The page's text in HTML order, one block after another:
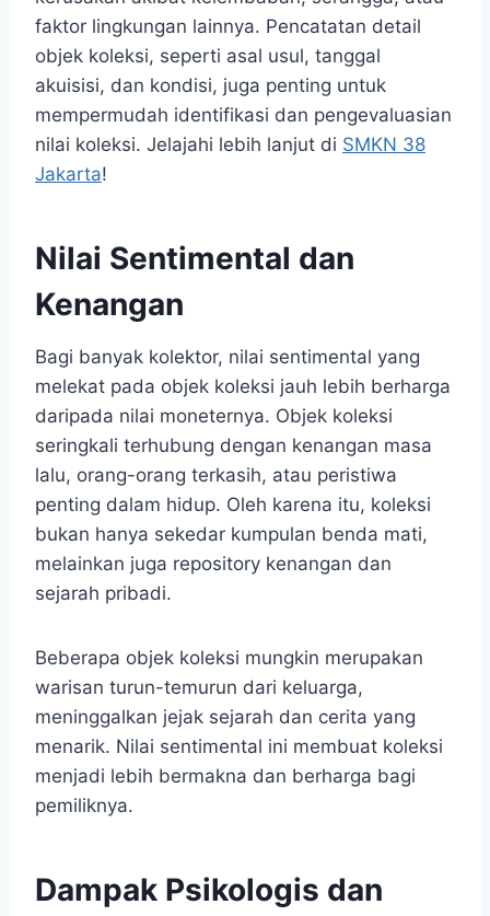
faktor lingkungan lainnya. Pencatatan detail
objek koleksi, seperti asal usul, tanggal
akuisisi, dan kondisi, juga penting untuk
mempermudah identifikasi dan pengevaluasian
nilai koleksi. Jelajahi lebih lanjut di SMKN 38
Jakarta!
Nilai Sentimental dan
Kenangan
Bagi banyak kolektor, nilai sentimental yang
melekat pada objek koleksi jauh lebih berharga
daripada nilai moneternya. Objek koleksi
seringkali terhubung dengan kenangan masa
lalu, orang-orang terkasih, atau peristiwa
penting dalam hidup. Oleh karena itu, koleksi
bukan hanya sekedar kumpulan benda mati,
melainkan juga repository kenangan dan
sejarah pribadi.
Beberapa objek koleksi mungkin merupakan
warisan turun-temurun dari keluarga,
meninggalkan jejak sejarah dan cerita yang
menarik. Nilai sentimental ini membuat koleksi
menjadi lebih bermakna dan berharga bagi
pemiliknya.
Dampak Psikologis dan